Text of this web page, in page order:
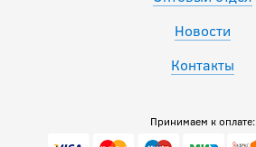
Новости
Контакты
Принимаем к оплате: